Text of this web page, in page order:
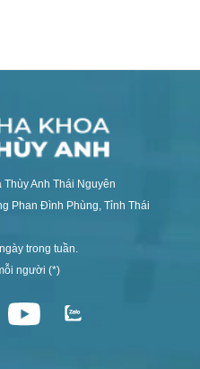
Anh Thái Nguyên
Phan Đình Phùng, Tỉnh Thái
trong tuần.
người (*)